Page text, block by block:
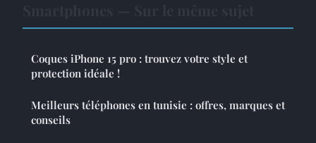
Coques iPhone 15 pro : trouvez votre style et
protection idéale !
Meilleurs téléphones en tunisie : offres, marques et
conseils